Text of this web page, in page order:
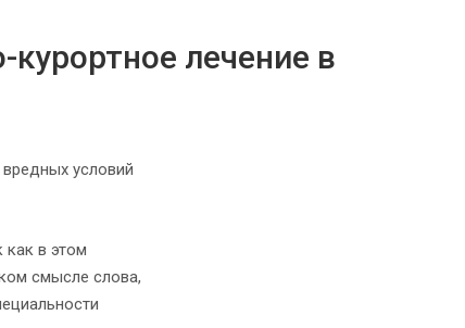
лечение в
условий
как в этом
смысле слова,